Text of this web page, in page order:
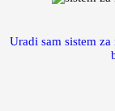
Uradi sam sistem